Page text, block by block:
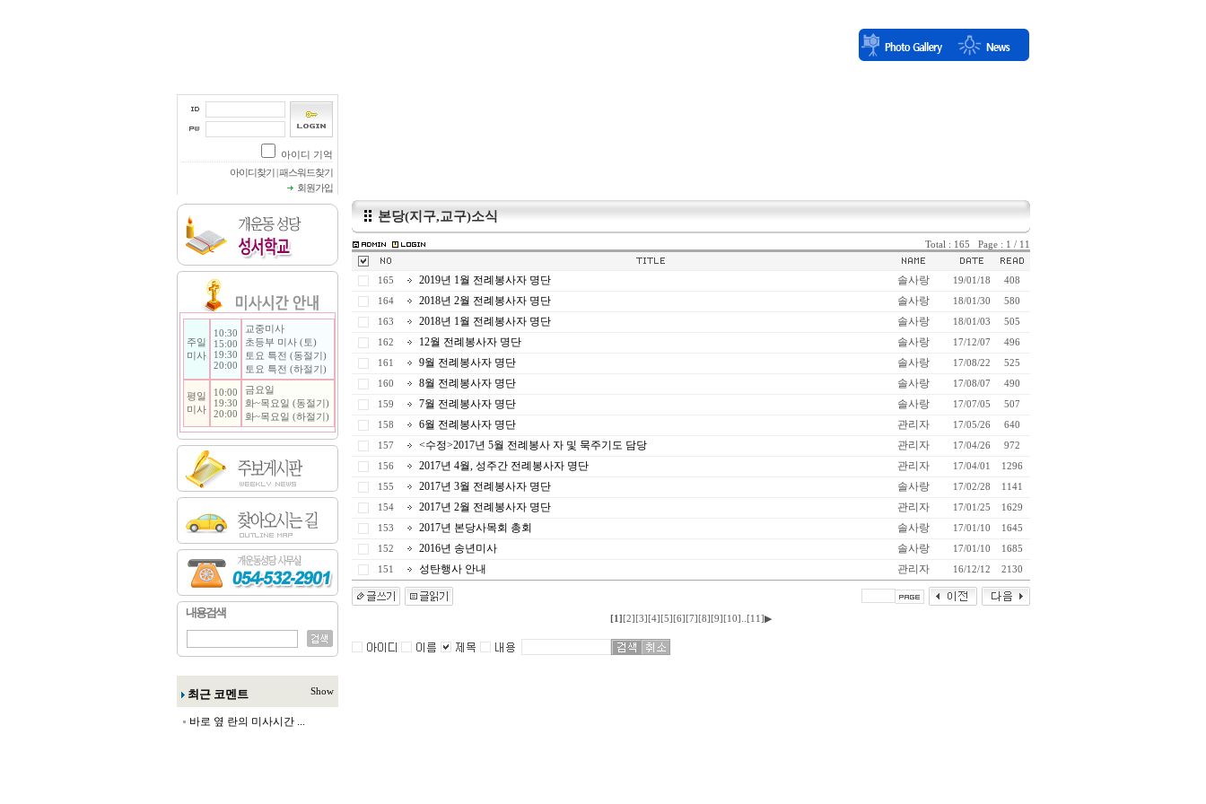
주일
미사
10:30
15:00
19:30
20:00
교중미사
초등부 미사 (토)
토요 특전 (동절기)
토요 특전 (하절기)
평일
미사
10:00
19:30
20:00
금요일
화~목요일 (동절기)
화~목요일 (하절기)
내용검색
최근 코멘트 Show
바로 옆 란의 미사시간 ...
본당(지구,교구)소식
Total : 165 Page : 1 / 11
165 2019년 1월 전례봉사자 명단 솔사랑 19/01/18 408
164 2018년 2월 전례봉사자 명단 솔사랑 18/01/30 580
163 2018년 1월 전례봉사자 명단 솔사랑 18/01/03 505
162 12월 전례봉사자 명단 솔사랑 17/12/07 496
161 9월 전례봉사자 명단 솔사랑 17/08/22 525
160 8월 전례봉사자 명단 솔사랑 17/08/07 490
159 7월 전례봉사자 명단 솔사랑 17/07/05 507
158 6월 전례봉사자 명단 관리자 17/05/26 640
157 <수정>2017년 5월 전례봉사 자 및 묵주기도 담당 관리자 17/04/26 972
156 2017년 4월, 성주간 전례봉사자 명단 관리자 17/04/01 1296
155 2017년 3월 전례봉사자 명단 솔사랑 17/02/28 1141
154 2017년 2월 전례봉사자 명단 관리자 17/01/25 1629
153 2017년 본당사목회 총회 솔사랑 17/01/10 1645
152 2016년 송년미사 솔사랑 17/01/10 1685
151 성탄행사 안내 관리자 16/12/12 2130
[1] [2] [3] [4] [5] [6] [7] [8] [9] [10] ..[11]▶